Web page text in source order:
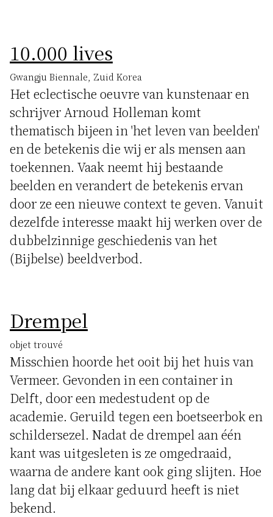
10.000 lives
Gwangju Biennale, Zuid Korea
Het eclectische oeuvre van kunstenaar en
schrijver Arnoud Holleman komt
thematisch bijeen in 'het leven van beelden'
en de betekenis die wij er als mensen aan
toekennen. Vaak neemt hij bestaande
beelden en verandert de betekenis ervan
door ze een nieuwe context te geven. Vanuit
dezelfde interesse maakt hij werken over de
dubbelzinnige geschiedenis van het
(Bijbelse) beeldverbod.
Drempel
objet trouvé
Misschien hoorde het ooit bij het huis van
Vermeer. Gevonden in een container in
Delft, door een medestudent op de
academie. Geruild tegen een boetseerbok en
schildersezel. Nadat de drempel aan één
kant was uitgesleten is ze omgedraaid,
waarna de andere kant ook ging slijten. Hoe
lang dat bij elkaar geduurd heeft is niet
bekend.